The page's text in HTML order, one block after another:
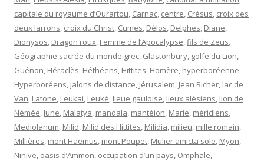
capitale du royaume d’Ourartou, Carnac, centre, Crésus, croix des
deux larrons, croix du Christ, Cumes, Délos, Delphes, Diane,
Dionysos, Dragon roux, Femme de l’Apocalypse,fils de Zeus,
Géographie sacrée du monde grec, Glastonbury, golfe du Lion,
Guénon, Héraclès, Héthéens, Hittites, Homère, hyperboréenne,
Hyperboréens, jalons de distance, Jérusalem, Jean Richer, lac de
Van, Latone, Leukai, Leuké, lieue gauloise, lieux alésiens, lion de
Némée, lune, Malatya, mandala, mantéion, Marie, méridiens,
Mediolanum, Milid, Milid des Hittites, Milidia, milieu, mille romain,
Millières, mont Haemus, mont Poupet, Mulier amicta sole, Myon,
Ninive, oasis d’Ammon, occupation d’un pays, Omphale,